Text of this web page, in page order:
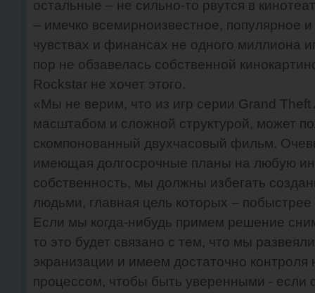
остальные – не сильно-то рвутся в
– имечко всемирноизвестное, популярное
чувствах и финансах не одного миллиона
пор не обзавелась собственной
Rockstar не хочет этого.
«Мы не верим, что из игр серии Grand
масштабом и сложной структурой, может
скомпонованный двухчасовый фильм.
имеющая долгосрочные планы на любую
собственность, мы должны избегать
людьми, главная цель которых –
Если мы когда-нибудь примем решение
то это будет связано с тем, что мы
экранизации и имеем достаточно
процессом, чтобы быть уверенными -